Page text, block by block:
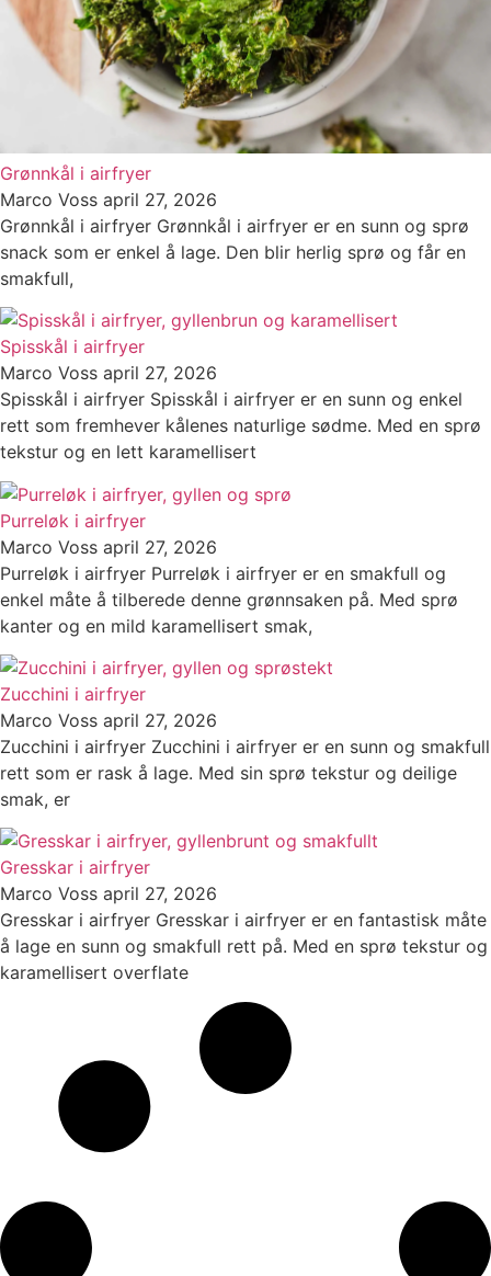
Grønnkål i airfryer
Marco Voss april 27, 2026
Grønnkål i airfryer Grønnkål i airfryer er en sunn og sprø
snack som er enkel å lage. Den blir herlig sprø og får en
smakfull,
Spisskål i airfryer
Marco Voss april 27, 2026
Spisskål i airfryer Spisskål i airfryer er en sunn og enkel
rett som fremhever kålenes naturlige sødme. Med en sprø
tekstur og en lett karamellisert
Purreløk i airfryer
Marco Voss april 27, 2026
Purreløk i airfryer Purreløk i airfryer er en smakfull og
enkel måte å tilberede denne grønnsaken på. Med sprø
kanter og en mild karamellisert smak,
Zucchini i airfryer
Marco Voss april 27, 2026
Zucchini i airfryer Zucchini i airfryer er en sunn og smakfull
rett som er rask å lage. Med sin sprø tekstur og deilige
smak, er
Gresskar i airfryer
Marco Voss april 27, 2026
Gresskar i airfryer Gresskar i airfryer er en fantastisk måte
å lage en sunn og smakfull rett på. Med en sprø tekstur og
karamellisert overflate